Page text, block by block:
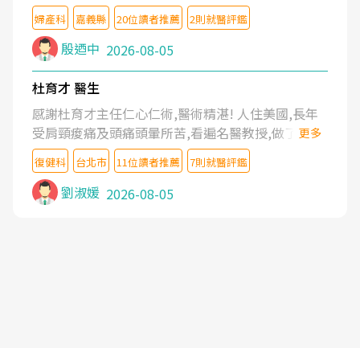
婦產科 嘉義縣 20位讀者推薦 2則就醫評鑑
殷迺中 2026-08-05
杜育才 醫生
感謝杜育才主任仁心仁術,醫術精湛! 人住美國,長年
受肩頸痠痛及頭痛頭暈所苦,看遍名醫教授,做了各種
檢查,也嘗試過西醫打針,中醫針灸及物理徒手治療都
沒有用,後來連吃到嗎啡類止痛藥都效果有限,只是壓
症狀,沒多久就痛起來,多年失眠嚴重影響生活品質.
台灣親友介紹忠孝醫院杜育才主任是頸頭症候群專
更多
復健科 台北市 11位讀者推薦 7則就醫評鑑
劉淑媛 2026-08-05